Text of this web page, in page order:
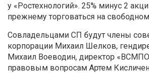
у «Ростехнологий». 25% минус 2
прежнему торговаться на
Совладельцами СП будут члены
корпорации Михаил Шелков,
Михаил Воеводин, директор
правовым вопросам Артем